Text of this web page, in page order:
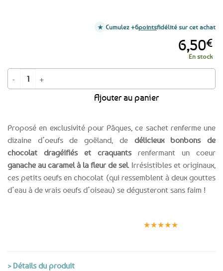
Proposé en exclusivité pour Pâques, ce sachet renferme une
dizaine d’oeufs de goëland, de délicieux bonbons de
chocolat dragéifiés et craquants renfermant un coeur
ganache au caramel à la fleur de sel. Irrésistibles et originaux,
ces petits oeufs en chocolat (qui ressemblent à deux gouttes
d’eau à de vrais oeufs d’oiseau) se dégusteront sans faim !
6,50€
En stock
quantité de Oeufs de goëland en chocolat fourrage caramel à la fleur de
Ajouter au panier
Cumulez +6pointsfidélité sur cet achat
★★★★★
> Détails du produit